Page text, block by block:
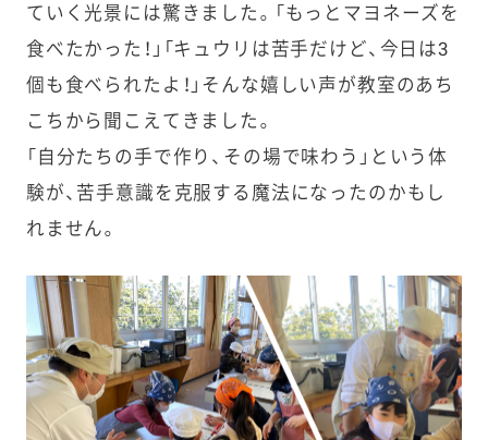
ていく光景には驚きました。「もっとマヨネーズを
食べたかった！」「キュウリは苦手だけど、今日は3
個も食べられたよ！」そんな嬉しい声が教室のあち
こちから聞こえてきました。
「自分たちの手で作り、その場で味わう」という体
験が、苦手意識を克服する魔法になったのかもし
れません。